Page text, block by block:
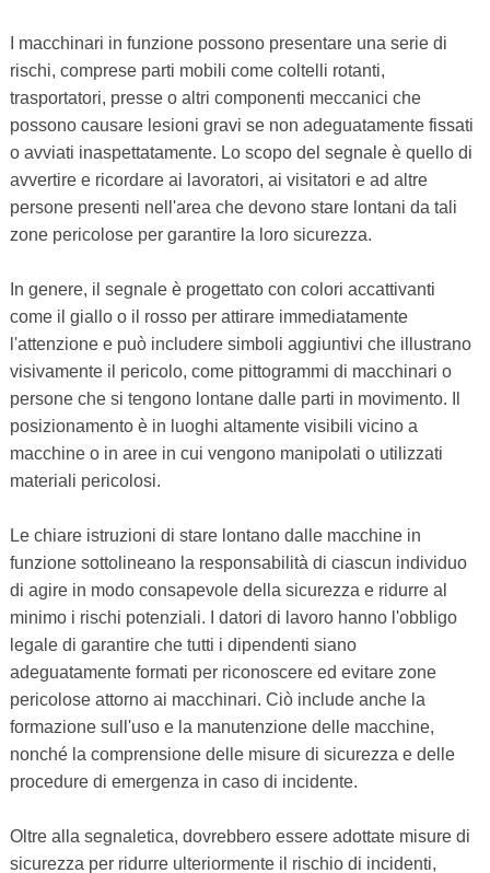
I macchinari in funzione possono presentare una serie di
rischi, comprese parti mobili come coltelli rotanti,
trasportatori, presse o altri componenti meccanici che
possono causare lesioni gravi se non adeguatamente fissati
o avviati inaspettatamente. Lo scopo del segnale è quello di
avvertire e ricordare ai lavoratori, ai visitatori e ad altre
persone presenti nell'area che devono stare lontani da tali
zone pericolose per garantire la loro sicurezza.
In genere, il segnale è progettato con colori accattivanti
come il giallo o il rosso per attirare immediatamente
l'attenzione e può includere simboli aggiuntivi che illustrano
visivamente il pericolo, come pittogrammi di macchinari o
persone che si tengono lontane dalle parti in movimento. Il
posizionamento è in luoghi altamente visibili vicino a
macchine o in aree in cui vengono manipolati o utilizzati
materiali pericolosi.
Le chiare istruzioni di stare lontano dalle macchine in
funzione sottolineano la responsabilità di ciascun individuo
di agire in modo consapevole della sicurezza e ridurre al
minimo i rischi potenziali. I datori di lavoro hanno l'obbligo
legale di garantire che tutti i dipendenti siano
adeguatamente formati per riconoscere ed evitare zone
pericolose attorno ai macchinari. Ciò include anche la
formazione sull'uso e la manutenzione delle macchine,
nonché la comprensione delle misure di sicurezza e delle
procedure di emergenza in caso di incidente.
Oltre alla segnaletica, dovrebbero essere adottate misure di
sicurezza per ridurre ulteriormente il rischio di incidenti,